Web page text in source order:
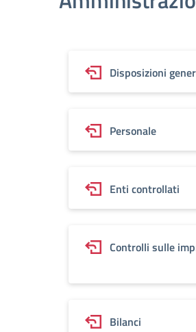
Disposizioni
Personale
Enti controllati
Controlli sulle
Bilanci